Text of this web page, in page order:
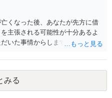
くなった後、あなたが先方に借
主張される可能性が十分あるよ
いた事情からしますと、おそら
くなった後、貸したお金を返し
ながらないように思われます。
自身でできなくなるほど判断能
所に成年後見開始の申立てを行
みる